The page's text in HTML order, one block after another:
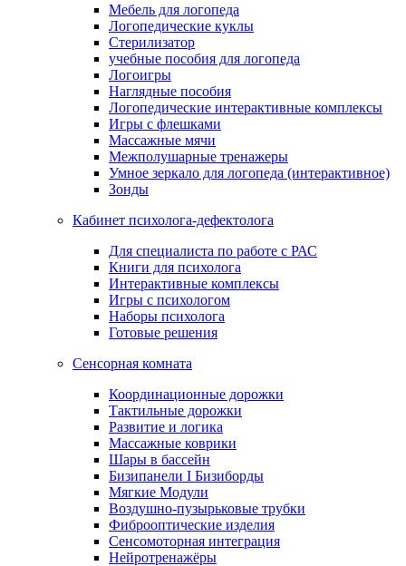
Мебель для логопеда
Логопедические куклы
Стерилизатор
учебные пособия для логопеда
Логоигры
Наглядные пособия
Логопедические интерактивные комплексы
Игры с флешками
Массажные мячи
Межполушарные тренажеры
Умное зеркало для логопеда (интерактивное)
Зонды
Кабинет психолога-дефектолога
Для специалиста по работе с РАС
Книги для психолога
Интерактивные комплексы
Игры с психологом
Наборы психолога
Готовые решения
Сенсорная комната
Координационные дорожки
Тактильные дорожки
Развитие и логика
Массажные коврики
Шары в бассейн
Бизипанели I Бизиборды
Мягкие Модули
Воздушно-пузырьковые трубки
Фиброоптические изделия
Сенсомоторная интеграция
Нейротренажёры